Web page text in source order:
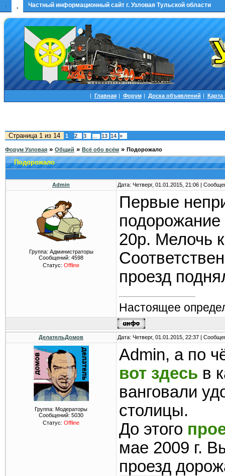
. . Частный информационный сайт г. Узловая Тульской области
| Главная | Форум | Доска объявлений | Карта
Страница 1 из 14 1 2 3 … 13 14 »
Форум Узловая » Общий » Всё обо всём » Подорожало
Подорожало
Admin Дата: Четверг, 01.01.2015, 21:06 |
Группа: Администраторы
Сообщений: 4598
Статус: Offline
Первые
20р. Мелочь
проезд
Настоящее
ДелательДомов Дата: Четверг, 01.01.2015, 22:37 |
Группа: Модераторы
Сообщений: 5030
Статус: Offline
Admin, а по
вот здесь в
ванговали
столицы.
До этого
мае 2009 г.
проезд